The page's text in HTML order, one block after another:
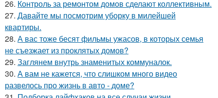
26. Контроль за ремонтом домов сделают коллективным.
27. Давайте мы посмотрим уборку в милейшей
квартиры.
28. А вас тоже бесят фильмы ужасов, в которых семья
не съезжает из проклятых домов?
29. Заглянем внутрь знаменитых коммуналок.
30. А вам не кажется, что слишком много видео
развелось про жизнь в авто - доме?